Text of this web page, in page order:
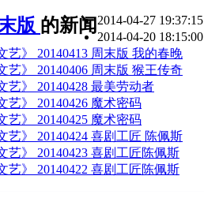
版 的新闻 2014-04-27 19:37:15
2014-04-20 18:15:00
艺》 20140413 周末版 我的春晚
艺》 20140406 周末版 猴王传奇
艺》 20140428 最美劳动者
艺》 20140426 魔术密码
艺》 20140425 魔术密码
艺》 20140424 喜剧工匠 陈佩斯
艺》 20140423 喜剧工匠陈佩斯
艺》 20140422 喜剧工匠陈佩斯